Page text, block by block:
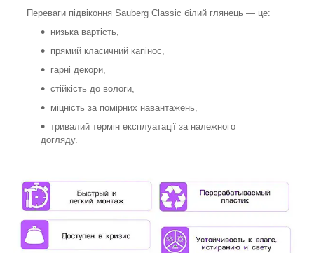
Переваги підвіконня Sauberg Classic білий глянець — це:
низька вартість,
прямий класичний капінос,
гарні декори,
стійкість до вологи,
міцність за помірних навантажень,
тривалий термін експлуатації за належного
догляду.